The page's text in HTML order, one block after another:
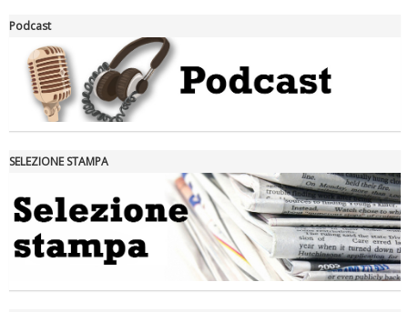
Tiziano Pesce nel Cda di Fondazione Terzjus: prima riunione a
Podcast
SELEZIONE STAMPA